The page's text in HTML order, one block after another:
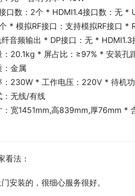
口数：2个 * HDMI1.4接口数：无 *
* 模拟RF接口：支持模拟RF接口
音频输出 * DP接口：无 *
：20.1kg * 屏占比：≥97% * 安装
：金属
：230W * 工作电压：220V * 待机
：无线/有线
宽1451mm,高839mm,厚76mm *
看法：
安装的，很细心服务很好。